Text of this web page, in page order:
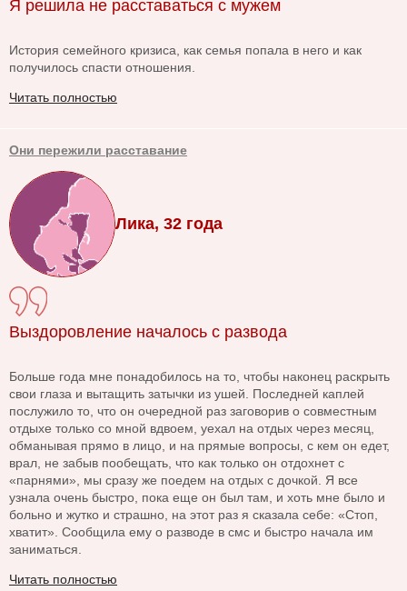
Я решила не расставаться с мужем
История семейного кризиса, как семья попала в него и как
получилось спасти отношения.
Читать полностью
Они пережили расставание
Лика, 32 года
Выздоровление началось с развода
Больше года мне понадобилось на то, чтобы наконец раскрыть
свои глаза и вытащить затычки из ушей. Последней каплей
послужило то, что он очередной раз заговорив о совместным
отдыхе только со мной вдвоем, уехал на отдых через месяц,
обманывая прямо в лицо, и на прямые вопросы, с кем он едет,
врал, не забыв пообещать, что как только он отдохнет с
«парнями», мы сразу же поедем на отдых с дочкой. Я все
узнала очень быстро, пока еще он был там, и хоть мне было и
больно и жутко и страшно, на этот раз я сказала себе: «Стоп,
хватит». Сообщила ему о разводе в смс и быстро начала им
заниматься.
Читать полностью